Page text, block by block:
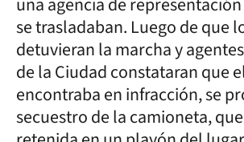
se trasladaban. Luego de que
detuvieran la marcha y
de la Ciudad constataran que
encontraba en infracción, se
secuestro de la camioneta,